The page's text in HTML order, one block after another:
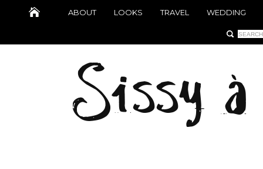
ABOUT LOOKS TRAVEL WEDDING